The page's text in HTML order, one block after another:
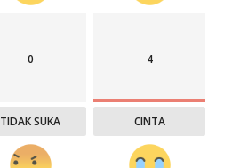
0
TIDAK SUKA
4
CINTA